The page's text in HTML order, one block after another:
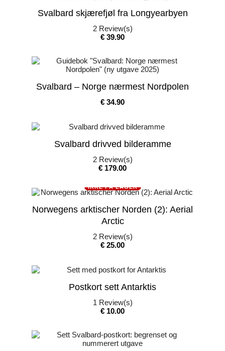
Svalbard skjærefjøl fra Longyearbyen
2Review(s)
Pris
€ 39.90
Svalbard – Norge nærmest Nordpolen
Pris
€ 34.90
Svalbard drivved bilderamme
2Review(s)
Pris
€ 179.00
IKKE PÅ LAGER
Norwegens arktischer Norden (2): Aerial
Arctic
2Review(s)
Pris
€ 25.00
Postkort sett Antarktis
1 Review(s)
Pris
€ 10.00